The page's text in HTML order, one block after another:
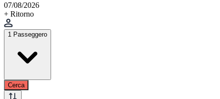
07/08/2026
+ Ritorno
1 Passeggero
Cerca